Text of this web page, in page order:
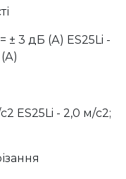
± 3 дБ (А) ES25Li -
ES25Li - 2,0 м/с2;